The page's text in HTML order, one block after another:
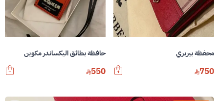
محفظة بيربري
750
حافظة بطائق اليكساندر مكوين
550